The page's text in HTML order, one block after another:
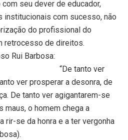
seu dever de educador,
institucionais com sucesso, não
do profissional do
retrocesso de direitos.
Rui Barbosa:
ver
ver prosperar a desonra, de
De tanto ver agigantarem-se
o homem chega a
rir-se da honra e a ter vergonha